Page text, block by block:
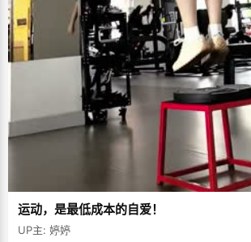
运动，是最低成本的自爱！
UP主: 婷婷